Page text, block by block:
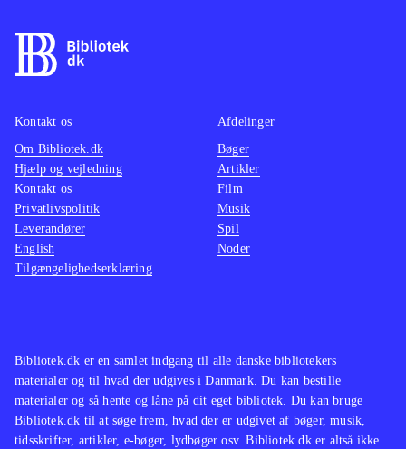
Bibliotek.dk er en samlet indgang til alle danske bibliotekers
materialer og til hvad der udgives i Danmark. Du kan bestille
materialer og så hente og låne på dit eget bibliotek. Du kan bruge
Bibliotek.dk til at søge frem, hvad der er udgivet af bøger, musik,
tidsskrifter, artikler, e-bøger, lydbøger osv. Bibliotek.dk er altså ikke
Kontakt os
Om Bibliotek.dk
Hjælp og vejledning
Kontakt os
Privatlivspolitik
Leverandører
English
Tilgængelighedserklæring
Afdelinger
Bøger
Artikler
Film
Musik
Spil
Noder